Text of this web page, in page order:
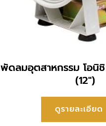
พัดลมอุตสาหกรรม โอนิ
(12″)
ดูรายละเอียด